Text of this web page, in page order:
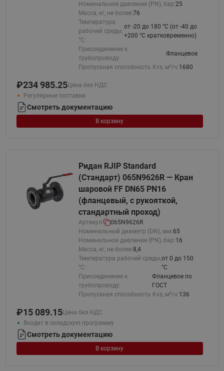
Номинальное давление (PN), бар:25
Масса, кг, не более:76
Температура
рабочей среды,
°С:
от -20 до 180 °C (от -40 до
+200 °С кратковременно)
Присоединение к
трубопроводу:
Фланцевое
Пропускная способность Kvs, м³/ч:1680
₽234 985.25Цена без НДС
Регулярные поставки
Смотреть документацию
В корзину
Ридан RJIP Standard
(Стандарт) 065N9626R — Кран
шаровой FF DN65 PN16
(фланцевый, с рукояткой,
стандартный проход)
Артикул:
065N9626R
Номинальный диаметр (DN), мм:65
Номинальное давление (PN), бар:16
Масса, кг, не более:8,4
Температура рабочей среды,
°С:
от 0 до 150
°C
Присоединение к
трубопроводу:
Фланцевое по
ГОСТ
Пропускная способность Kvs, м³/ч:136
₽15 089.15Цена без НДС
Входит в складскую программу
Смотреть документацию
В корзину